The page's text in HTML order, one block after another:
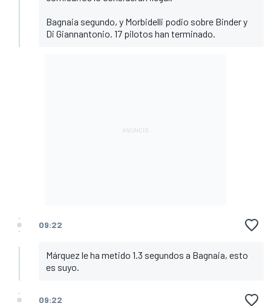
Bagnaia segundo, y Morbidelli podio sobre Binder y
Di Giannantonio. 17 pilotos han terminado.
09:22
Márquez le ha metido 1.3 segundos a Bagnaia, esto
es suyo.
09:22